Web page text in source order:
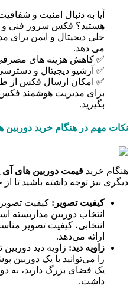
آیا به دنبال امنیت و
هستید؟ فکس سرور فنی و
حلی دیجیتال و ایمن برای
می دهد.
✅ کاهش هزینه های
✅ آرشیو دیجیتال و
✅ امکان ارسال فکس از
بگیرید.
نکات مهم در هنگام خرید دوربین
هنگام خرید قیمت دوربین های آی
دیگری نیز توجه داشته باشید تا
کیفیت تصویر: کیفیت
انتخاب دوربین
انتخابی، کیفیت تصویر
ارائه می‌دهد.
زاویه دید: زاویه دید
را می‌توانید با یک دوربین
یک فضای بزرگ دارید، به
داشت.